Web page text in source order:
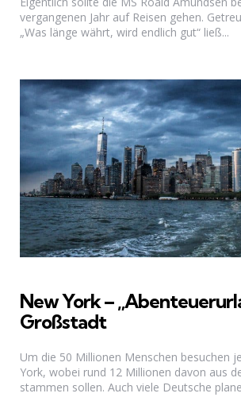
vergangenen Jahr auf Reisen gehen.
„Was länge währt, wird endlich gut“ ließ...
New York –
Großstadt
Um die 50 Millionen Menschen besuchen
York, wobei rund 12 Millionen davon aus
stammen sollen. Auch viele Deutsche